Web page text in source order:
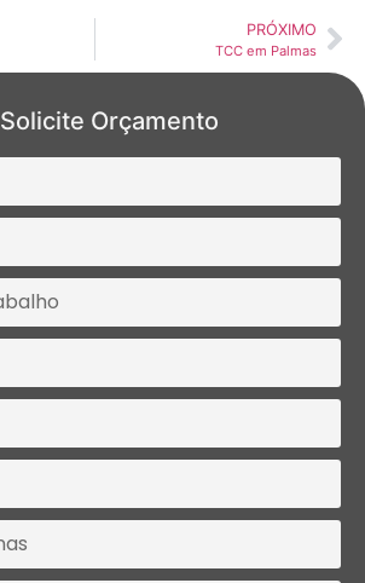
PRÓXIMO
TCC em Palmas
Solicite Orçamento